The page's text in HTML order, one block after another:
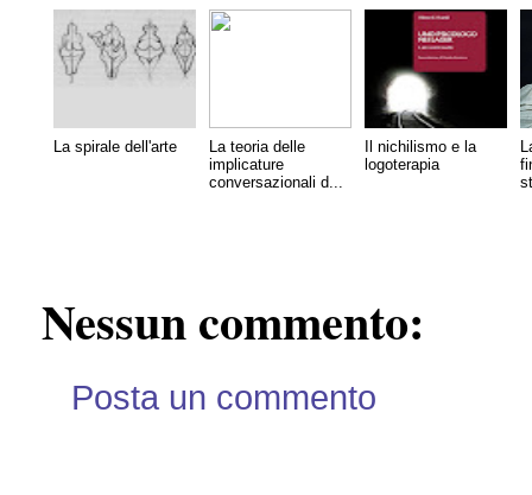
La spirale dell'arte
La teoria delle
implicature
conversazionali d...
Il nichilismo e la
logoterapia
Nessun commento:
Posta un commento